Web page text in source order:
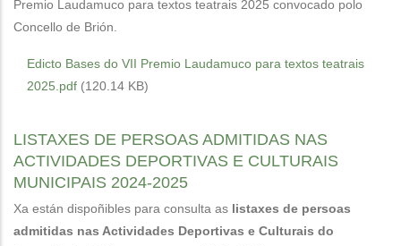
Premio Laudamuco para textos teatrais 2025 convocado polo
Concello de Brión.
Edicto Bases do VII Premio Laudamuco para textos teatrais
2025.pdf (120.14 KB)
LISTAXES DE PERSOAS ADMITIDAS NAS
ACTIVIDADES DEPORTIVAS E CULTURAIS
MUNICIPAIS 2024-2025
Xa están dispoñibles para consulta as listaxes de persoas
admitidas nas Actividades Deportivas e Culturais do